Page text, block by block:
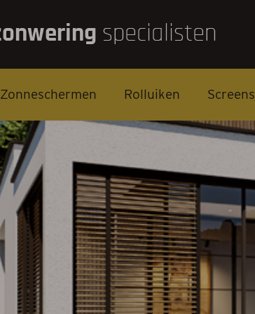
Overkappingen
Zonneschermen
Rolluiken
Screens
Markiezen
Zonneschermen Rolluiken Screens